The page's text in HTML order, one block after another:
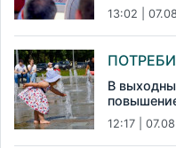
13:02 | 07.08
В
12:17 | 07.08